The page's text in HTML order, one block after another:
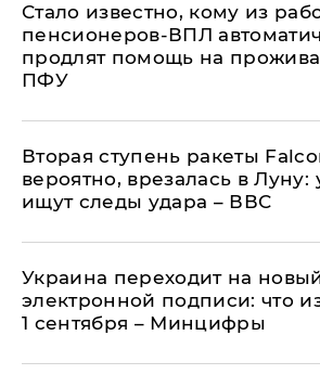
Стало известно, кому из
пенсионеров-ВПЛ
продлят помощь на
ПФУ
Вторая ступень ракеты
вероятно, врезалась в Луну:
ищут следы удара – ВВС
Украина переходит на
электронной подписи: что
1 сентября – Минцифры